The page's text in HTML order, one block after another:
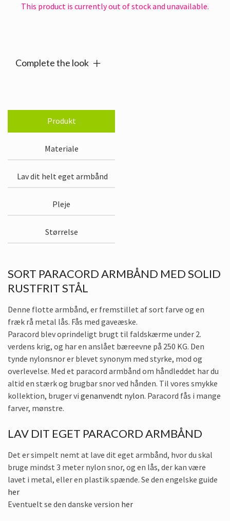
This product is currently out of stock and unavailable.
Complete the look
Produkt
Materiale
Lav dit helt eget armbånd
Pleje
Størrelse
SORT PARACORD ARMBÅND MED SOLID
RUSTFRIT STÅL
Denne flotte armbånd, er fremstillet af sort farve og en
fræk rå metal lås. Fås med gaveæske.
Paracord blev oprindeligt brugt til faldskærme under 2.
verdens krig, og har en anslået bæreevne på 250 KG. Den
tynde nylonsnor er blevet synonym med styrke, mod og
overlevelse. Med et paracord armbånd om håndleddet har du
altid en stærk og brugbar snor ved hånden. Til vores smykke
kollektion, bruger vi genanvendt nylon. Paracord fås i mange
farver, mønstre.
LAV DIT EGET PARACORD ARMBÅND
Det er simpelt nemt at lave dit eget armbånd, hvor du skal
bruge mindst 3 meter nylon snor, og en lås, der kan være
lavet i metal, eller en plastik spænde. Se den engelske guide
her
Eventuelt se den danske version her